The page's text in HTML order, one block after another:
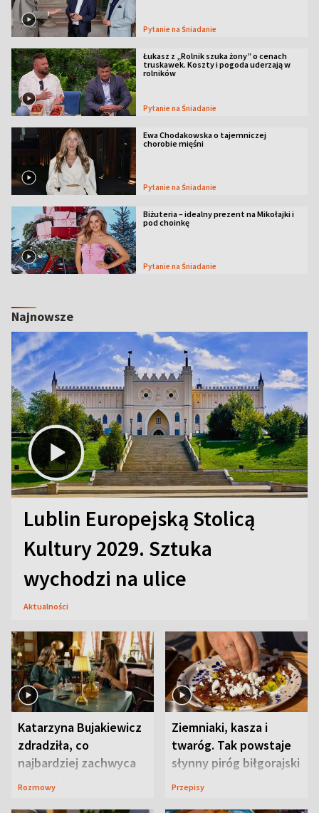
Pytanie na Śniadanie
Łukasz z „Rolnik szuka żony” o cenach
truskawek. Koszty i pogoda uderzają w
rolników
Pytanie na Śniadanie
Ewa Chodakowska o tajemniczej
chorobie mięśni
Pytanie na Śniadanie
Biżuteria – idealny prezent na Mikołajki i
pod choinkę
Pytanie na Śniadanie
Najnowsze
Lublin Europejską Stolicą
Kultury 2029. Sztuka
wychodzi na ulice
Aktualności
Katarzyna Bujakiewicz
zdradziła, co
najbardziej zachwyca
ją w Lublinie
Rozmowy
Ziemniaki, kasza i
twaróg. Tak powstaje
słynny piróg biłgorajski
Przepisy